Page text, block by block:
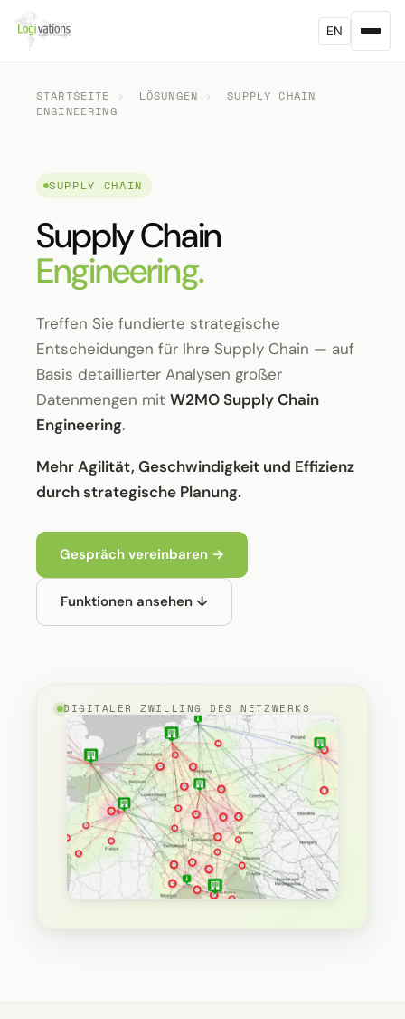
EN
STARTSEITE › LÖSUNGEN ›
SUPPLY CHAIN
ENGINEERING
SUPPLY CHAIN
Supply Chain
Engineering.
Treffen Sie fundierte strategische
Entscheidungen für Ihre Supply Chain — auf
Basis detaillierter Analysen großer
Datenmengen mit W2MO Supply Chain
Engineering.
Mehr Agilität, Geschwindigkeit und Effizienz
durch strategische Planung.
Gespräch vereinbaren →
Funktionen ansehen ↓
DIGITALER ZWILLING DES NETZWERKS